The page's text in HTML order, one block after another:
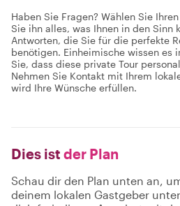
Haben Sie Fragen? Wählen Sie
Sie ihn alles, was Ihnen in den Sinn
Antworten, die Sie für die perfekte
benötigen. Einheimische wissen es
Sie, dass diese private Tour
Nehmen Sie Kontakt mit Ihrem
wird Ihre Wünsche erfüllen.
Dies ist der Plan
Schau dir den Plan unten an,
deinem lokalen Gastgeber